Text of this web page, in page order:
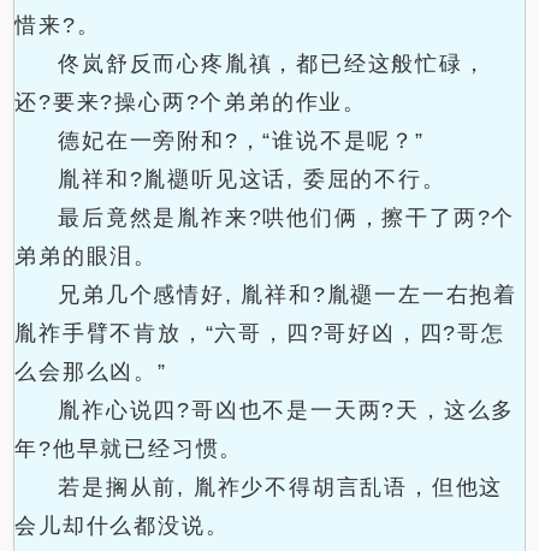
惜来?。
佟岚舒反而心疼胤禛，都已经这般忙碌，
还?要来?操心两?个弟弟的作业。
德妃在一旁附和?，“谁说不是呢？”
胤祥和?胤禵听见这话, 委屈的不行。
最后竟然是胤祚来?哄他们俩，擦干了两?个
弟弟的眼泪。
兄弟几个感情好, 胤祥和?胤禵一左一右抱着
胤祚手臂不肯放，“六哥，四?哥好凶，四?哥怎
么会那么凶。”
胤祚心说四?哥凶也不是一天两?天，这么多
年?他早就已经习惯。
若是搁从前, 胤祚少不得胡言乱语，但他这
会儿却什么都没说。